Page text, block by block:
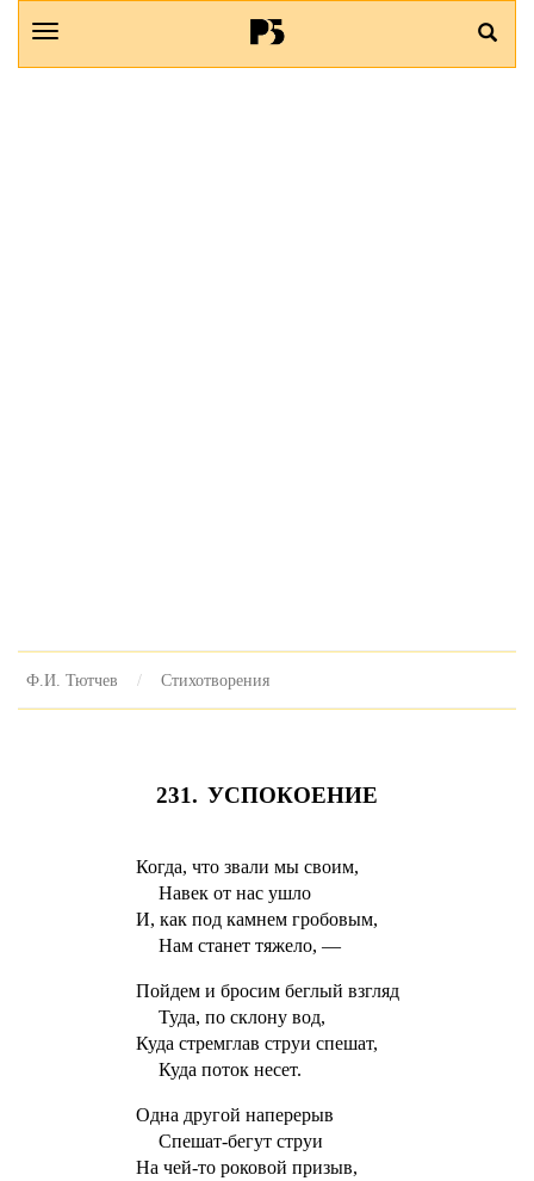
Ф.И. Тютчев Стихотворения
231. УСПОКОЕНИЕ
Когда, что звали мы своим,
Навек от нас ушло
И, как под камнем гробовым,
Нам станет тяжело, —
Пойдем и бросим беглый взгляд
Туда, по склону вод,
Куда стремглав струи спешат,
Куда поток несет.
Одна другой наперерыв
Спешат-бегут струи
На чей-то роковой призыв,